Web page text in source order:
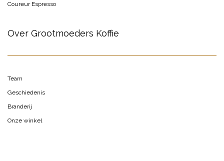
Coureur Espresso
Over Grootmoeders Koffie
Team
Geschiedenis
Branderij
Onze winkel